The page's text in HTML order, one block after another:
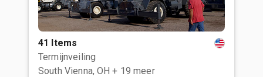
41 Items
Termijnveiling
South Vienna, OH + 19 meer